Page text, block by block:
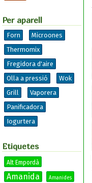
Per aparell
Forn
Microones
Thermomix
Fregidora d'aire
Olla a pressió
Wok
Grill
Vaporera
Panificadora
Iogurtera
Etiquetes
Alt Empordà
Amanida Amanides